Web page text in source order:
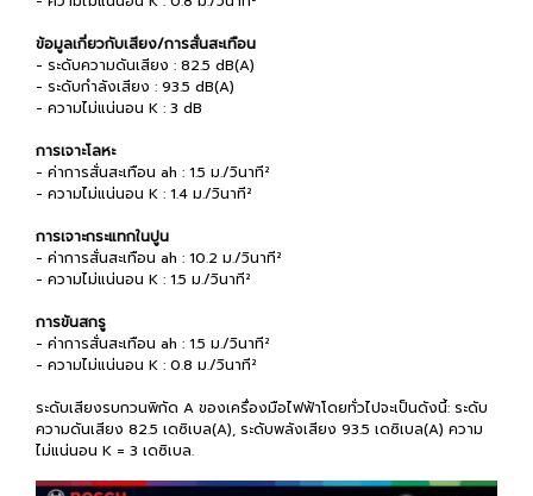
ข้อมูลเกี่ยวกับเสียง/การสั่นสะเทือน
- ระดับความดันเสียง : 82.5 dB(A)
- ระดับกำลังเสียง : 93.5 dB(A)
- ความไม่แน่นอน K : 3 dB
การเจาะโลหะ
- ค่าการสั่นสะเทือน ah : 1.5 ม./วินาที²
- ความไม่แน่นอน K : 1.4 ม./วินาที²
การเจาะกระแทกในปูน
- ค่าการสั่นสะเทือน ah : 10.2 ม./วินาที²
- ความไม่แน่นอน K : 1.5 ม./วินาที²
การขันสกรู
- ค่าการสั่นสะเทือน ah : 1.5 ม./วินาที²
- ความไม่แน่นอน K : 0.8 ม./วินาที²
ระดับเสียงรบกวนพิกัด A ของเครื่องมือไฟฟ้าโดยทั่วไปจะเป็นดังนี้: ระดับ
ความดันเสียง 82.5 เดซิเบล(A), ระดับพลังเสียง 93.5 เดซิเบล(A) ความ
ไม่แน่นอน K = 3 เดซิเบล.